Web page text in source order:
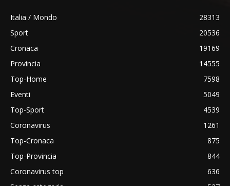
Italia / Mondo
28313
Sport
20536
Cronaca
19169
Provincia
14555
Top-Home
7598
Eventi
5049
Top-Sport
4539
Coronavirus
1261
Top-Cronaca
875
Top-Provincia
844
Coronavirus top
636